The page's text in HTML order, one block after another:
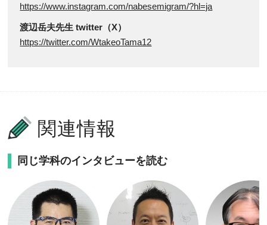
https://www.instagram.com/nabesemigram/?hl=ja
渡辺岳夫先生 twitter（X）
https://twitter.com/WtakeoTama12
関連情報
同じ学科のインタビューを読む